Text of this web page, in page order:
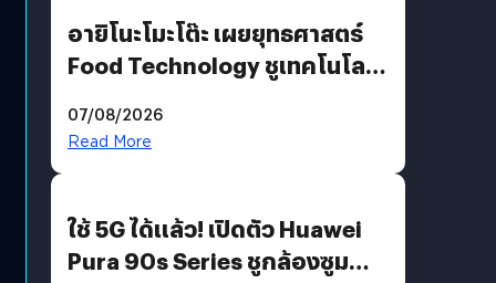
อายิโนะโมะโต๊ะ เผยยุทธศาสตร์
Food Technology ชูเทคโนโลยี
บริโภคและ B2B
07/08/2026
Read More
ใช้ 5G ได้แล้ว! เปิดตัว Huawei
Pura 90s Series ชูกล้องซูม